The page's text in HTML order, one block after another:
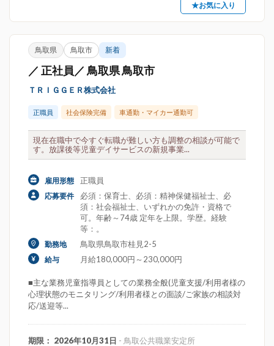
★お気に入り
鳥取県 鳥取市 新着
／ 正社員／ 鳥取県 鳥取市
ＴＲＩＧＧＥＲ株式会社
正職員 社会保険完備 車通勤・マイカー通勤可
現在在職中で今すぐ転職が難しい方も調整の相談が可能で
す。放課後等児童デイサービスの新規事業...
雇用形態 正職員
応募要件
必須：保育士、必須：精神保健福祉士、必
須：社会福祉士、いずれかの免許・資格で
可。年齢～74歳 定年を上限。学歴。経験
等：。
勤務地 鳥取県鳥取市桂見2-5
給与 月給180,000円～230,000円
■主な業務児童指導員としての業務全般(児童支援/利用者様の
心理状態のモニタリング/利用者様との面談/ご家族の相談対
応/送迎等...
期限： 2026年10月31日 - 鳥取公共職業安定所